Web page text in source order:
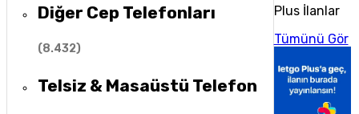
Diğer Cep Telefonları
(8.432)
Telsiz & Masaüstü Telefon
Plus İlanlar
Tümünü Gör